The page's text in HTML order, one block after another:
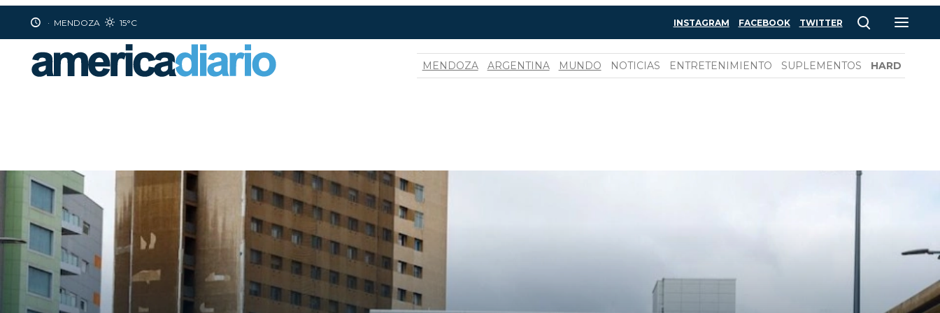
· MENDOZA 15°C INSTAGRAM FACEBOOK TWITTER
MENDOZA ARGENTINA MUNDO NOTICIAS ENTRETENIMIENTO SUPLEMENTOS HARD